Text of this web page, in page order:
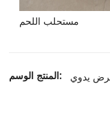
مستحلب اللحم
المنتج الوسم: يدوي